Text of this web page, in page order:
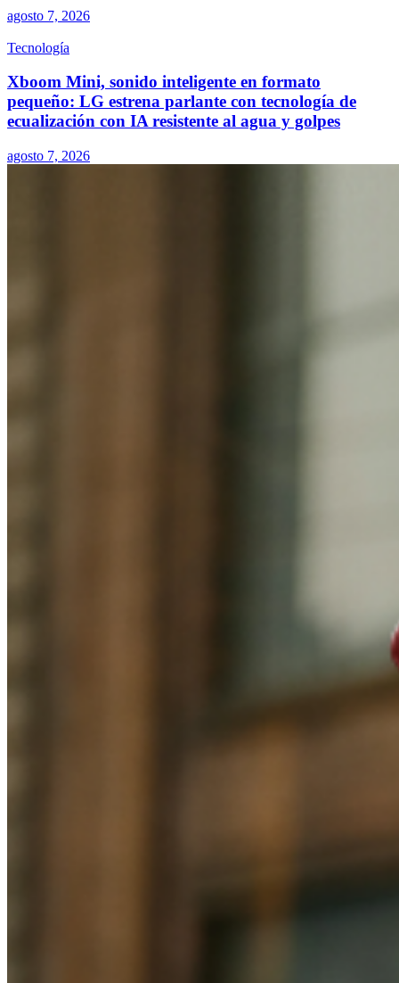
agosto 7, 2026
Tecnología
Xboom Mini, sonido inteligente en formato
pequeño: LG estrena parlante con tecnología de
ecualización con IA resistente al agua y golpes
agosto 7, 2026